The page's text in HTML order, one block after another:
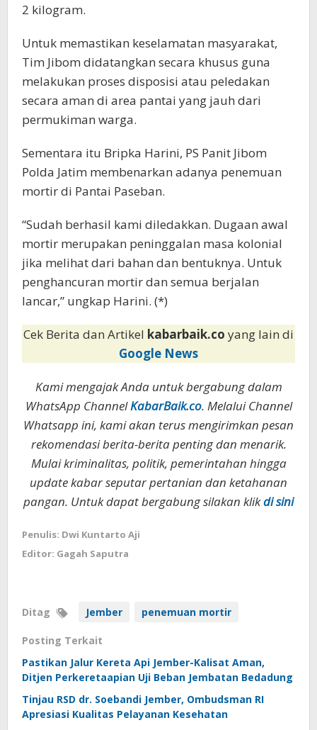
2 kilogram.
Untuk memastikan keselamatan masyarakat,
Tim Jibom didatangkan secara khusus guna
melakukan proses disposisi atau peledakan
secara aman di area pantai yang jauh dari
permukiman warga.
Sementara itu Bripka Harini, PS Panit Jibom
Polda Jatim membenarkan adanya penemuan
mortir di Pantai Paseban.
“Sudah berhasil kami diledakkan. Dugaan awal
mortir merupakan peninggalan masa kolonial
jika melihat dari bahan dan bentuknya. Untuk
penghancuran mortir dan semua berjalan
lancar,” ungkap Harini. (*)
Cek Berita dan Artikel kabarbaik.co yang lain di
Google News
Kami mengajak Anda untuk bergabung dalam
WhatsApp ChannelKabarBaik.co. Melalui Channel
Whatsapp ini, kami akan terus mengirimkan pesan
rekomendasi berita-berita penting dan menarik.
Mulai kriminalitas, politik, pemerintahan hingga
update kabar seputar pertanian dan ketahanan
pangan. Untuk dapat bergabung silakan klikdi sini
Penulis: Dwi Kuntarto Aji
Editor: Gagah Saputra
Ditag Jember penemuan mortir
Posting Terkait
Pastikan Jalur Kereta Api Jember-Kalisat Aman,
Ditjen Perkeretaapian Uji Beban Jembatan Bedadung
Tinjau RSD dr. Soebandi Jember, Ombudsman RI
Apresiasi Kualitas Pelayanan Kesehatan